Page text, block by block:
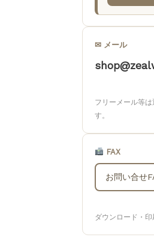
✉ メール
フリーメール等
す。
FAX
お問い合せ
ダウンロード・印